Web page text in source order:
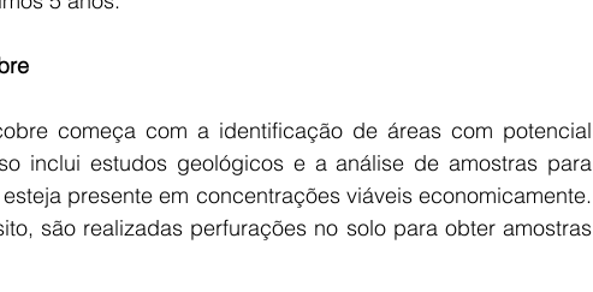
começa com a identificação de áreas com potencial
inclui estudos geológicos e a análise de amostras para
presente em concentrações viáveis economicamente.
são realizadas perfurações no solo para obter amostras